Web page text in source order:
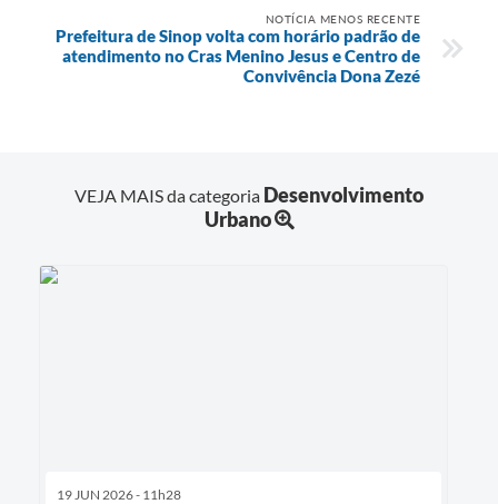
NOTÍCIA MENOS RECENTE
Prefeitura de Sinop volta com horário padrão de
atendimento no Cras Menino Jesus e Centro de
Convivência Dona Zezé
VEJA MAIS da categoria Desenvolvimento
Urbano
19 JUN 2026 - 11h28